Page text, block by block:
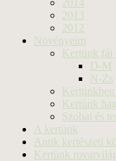
2014
2013
2012
Növényeim
Kertünk fái
D-M
N-Zs
Kertünk
Szobai és
A kertünk
Antik kertészeti
Kertünk